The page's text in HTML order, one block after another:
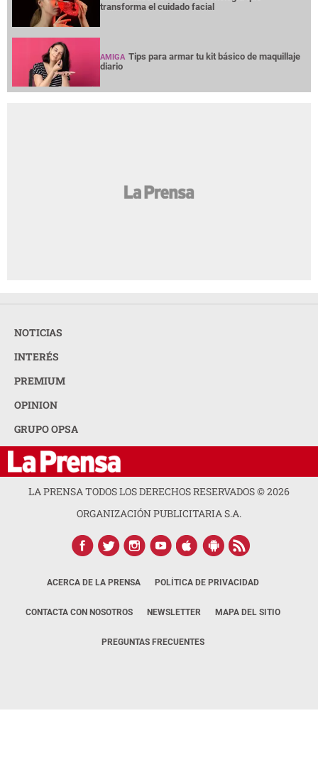
transforma el cuidado facial
AMIGA Tips para armar tu kit básico de maquillaje
diario
NOTICIAS
INTERÉS
PREMIUM
OPINION
GRUPO OPSA
LA PRENSA TODOS LOS DERECHOS RESERVADOS ©2026
ORGANIZACIÓN PUBLICITARIA S.A.
ACERCA DE LA PRENSA POLÍTICA DE PRIVACIDAD
CONTACTA CON NOSOTROS NEWSLETTER MAPA DEL SITIO
PREGUNTAS FRECUENTES